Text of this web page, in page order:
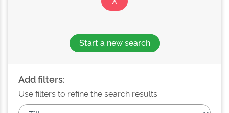
Start a new search
Add filters:
Use filters to refine the search results.